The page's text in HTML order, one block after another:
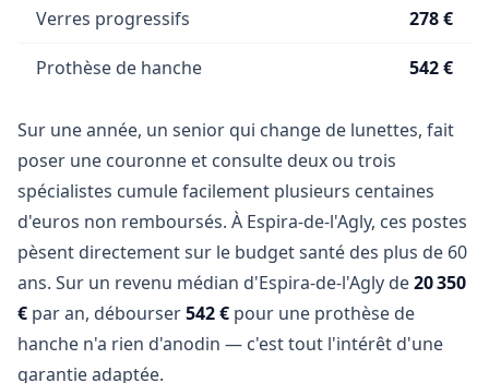
Verres progressifs 278 €
Prothèse de hanche 542 €
Sur une année, un senior qui change de lunettes, fait
poser une couronne et consulte deux ou trois
spécialistes cumule facilement plusieurs centaines
d'euros non remboursés. À Espira-de-l'Agly, ces postes
pèsent directement sur le budget santé des plus de 60
ans. Sur un revenu médian d'Espira-de-l'Agly de20 350
€ par an, débourser542 € pour une prothèse de
hanche n'a rien d'anodin — c'est tout l'intérêt d'une
garantie adaptée.